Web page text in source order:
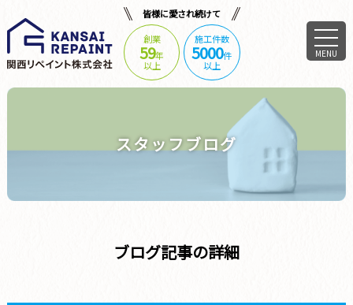
皆様に愛され続けて
創業
59年
以上
施工件数
5000件
以上
MENU
スタッフブログ
ブログ記事の詳細